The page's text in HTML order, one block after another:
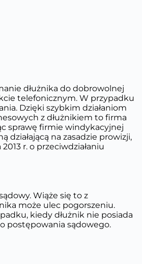
dłużnika do dobrowolnej
telefonicznym. W przypadku
Dzięki szybkim działaniom
z dłużnikiem to firma
sprawę firmie windykacyjnej
na zasadzie prowizji,
r. o przeciwdziałaniu
Wiąże się to z
może ulec pogorszeniu.
kiedy dłużnik nie posiada
postępowania sądowego.